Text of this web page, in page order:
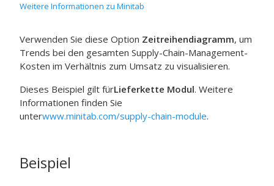
Weitere Informationen zu Minitab
Verwenden Sie diese Option Zeitreihendiagramm, um
Trends bei den gesamten Supply-Chain-Management-
Kosten im Verhältnis zum Umsatz zu visualisieren.
Dieses Beispiel gilt fürLieferkette Modul. Weitere
Informationen finden Sie
unterwww.minitab.com/supply-chain-module.
Beispiel